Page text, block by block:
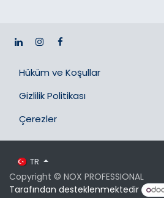
Hüküm ve Koşullar
Gizlilik Politikası
Çerezler
Copyright © NOX PROFESSIONAL
TR
Tarafından desteklenmektedir